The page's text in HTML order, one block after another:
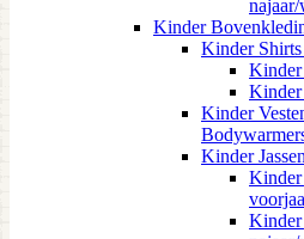
Kinder
Kinder
Kinder
Kinder
Kinder
Kinder